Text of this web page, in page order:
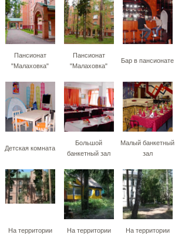
Пансионат
"Малаховка"
Пансионат
"Малаховка"
Бар в пансионате
Детская комната
Большой
банкетный зал
Малый банкетный
зал
На территории
На территории
На территории